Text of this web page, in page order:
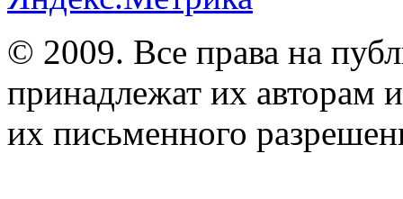
© 2009. Все права на
принадлежат их авторам
их письменного